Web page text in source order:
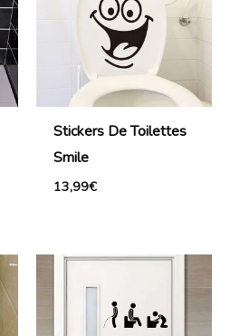
Stickers De Toilettes
Smile
13,99€